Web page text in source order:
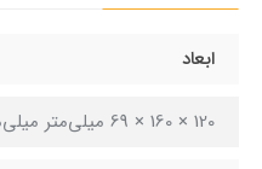
ابعاد
120 × 160 × 69 میلی‌متر میلی‌متر